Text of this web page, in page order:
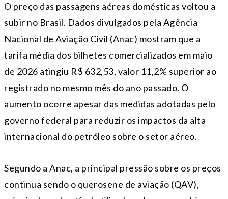
O preço das passagens aéreas domésticas voltou a
subir no Brasil. Dados divulgados pela Agência
Nacional de Aviação Civil (Anac) mostram que a
tarifa média dos bilhetes comercializados em maio
de 2026 atingiu R$ 632,53, valor 11,2% superior ao
registrado no mesmo mês do ano passado. O
aumento ocorre apesar das medidas adotadas pelo
governo federal para reduzir os impactos da alta
internacional do petróleo sobre o setor aéreo.
Segundo a Anac, a principal pressão sobre os preços
continua sendo o querosene de aviação (QAV),